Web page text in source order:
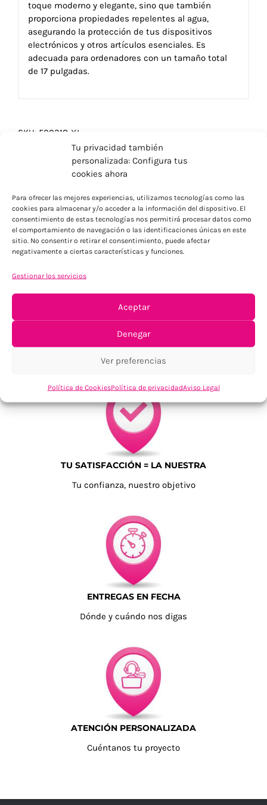
Tu privacidad también
personalizada: Configura tus
cookies ahora
Para ofrecer las mejores experiencias, utilizamos tecnologías como las
cookies para almacenar y/o acceder a la información del dispositivo. El
consentimiento de estas tecnologías nos permitirá procesar datos como
el comportamiento de navegación o las identificaciones únicas en este
sitio. No consentir o retirar el consentimiento, puede afectar
negativamente a ciertas características y funciones.
Gestionar los servicios
Aceptar
Denegar
Ver preferencias
Política de CookiesPolítica de privacidadAviso Legal
toque moderno y elegante, sino que también
proporciona propiedades repelentes al agua,
asegurando la protección de tus dispositivos
electrónicos y otros artículos esenciales. Es
adecuada para ordenadores con un tamaño total
de 17 pulgadas.
SKU: 500318-XI
Artículos para Welcome Pack
Mochilas personalizadas,Regalos Premium
ENVÍOS ECONÓMICOS
TU SATISFACCIÓN = LA NUESTRA
Tu confianza, nuestro objetivo
ENTREGAS EN FECHA
Dónde y cuándo nos digas
ATENCIÓN PERSONALIZADA
Cuéntanos tu proyecto